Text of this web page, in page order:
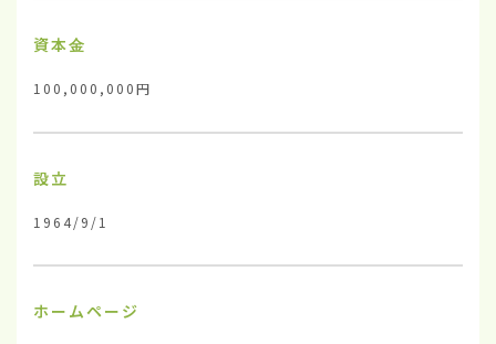
資本金
100,000,000円
設立
1964/9/1
ホームページ